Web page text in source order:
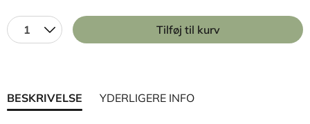
1 Tilføj til kurv
BESKRIVELSE YDERLIGERE INFO